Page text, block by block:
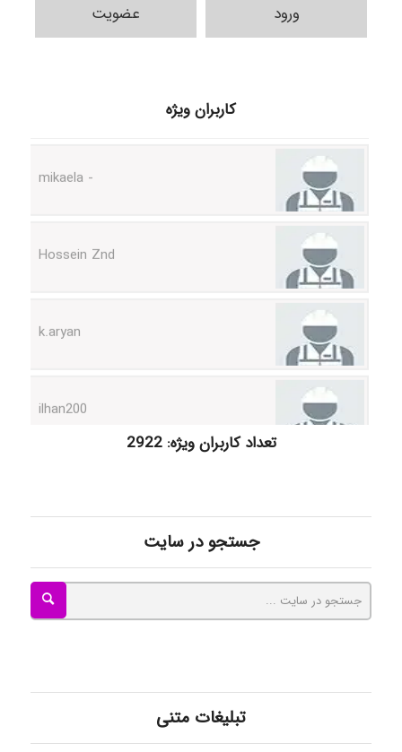
ورود عضویت
کاربران ویژه
Mohammad
Tavan
تعداد کاربران ویژه: 2922
جستجو در سایت
تبلیغات متنی